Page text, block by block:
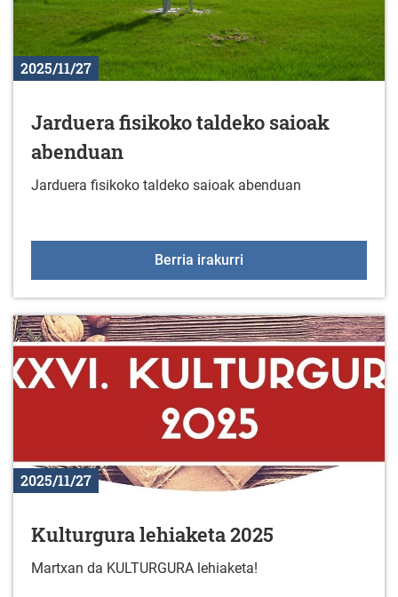
2025/11/27
Jarduera fisikoko taldeko saioak
abenduan
Jarduera fisikoko taldeko saioak abenduan
Berria irakurri
2025/11/27
Kulturgura lehiaketa 2025
Martxan da KULTURGURA lehiaketa!